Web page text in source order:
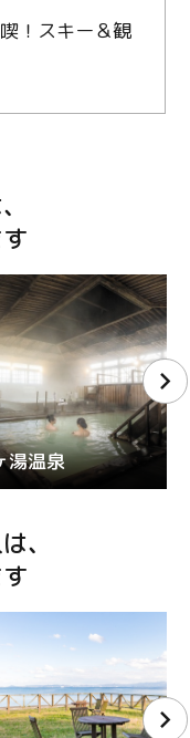
！スキー＆観
湯温泉
、